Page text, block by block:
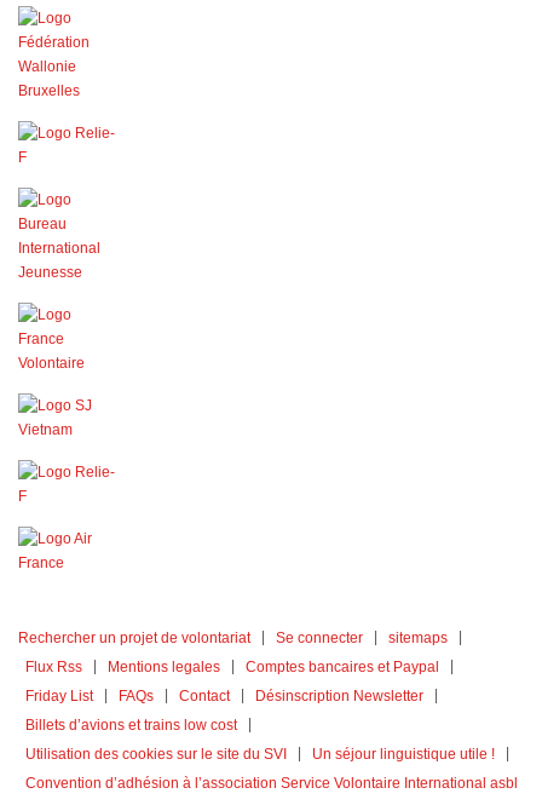
Rechercher un projet de volontariat Se connecter
sitemaps
Flux Rss
Mentions legales
Comptes bancaires et Paypal
Friday List
FAQs Contact
Désinscription Newsletter
Billets d’avions et trains low cost
Utilisation des cookies sur le site du SVI
Un séjour linguistique utile !
Convention d’adhésion à l’association Service Volontaire International asbl